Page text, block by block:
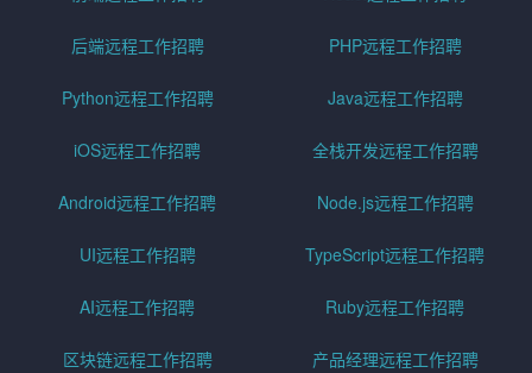
后端远程工作招聘 PHP远程工作招聘
Python远程工作招聘 Java远程工作招聘
iOS远程工作招聘 全栈开发远程工作招聘
Android远程工作招聘 Node.js远程工作招聘
UI远程工作招聘 TypeScript远程工作招聘
AI远程工作招聘 Ruby远程工作招聘
区块链远程工作招聘 产品经理远程工作招聘